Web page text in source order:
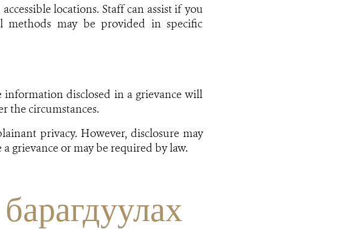
locations. Staff can assist if you
may be provided in specific
disclosed in a grievance will
the circumstances.
privacy. However, disclosure may
grievance or may be required by law.